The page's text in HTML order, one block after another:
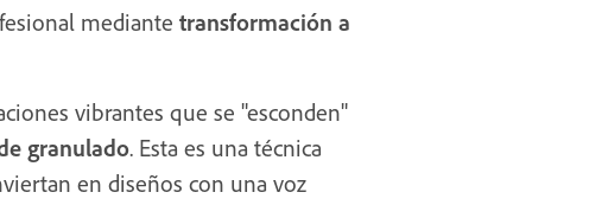
mediante transformación a
vibrantes que se "esconden"
granulado. Esta es una técnica
en diseños con una voz